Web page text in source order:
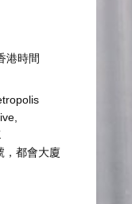
港時間
，都會大廈